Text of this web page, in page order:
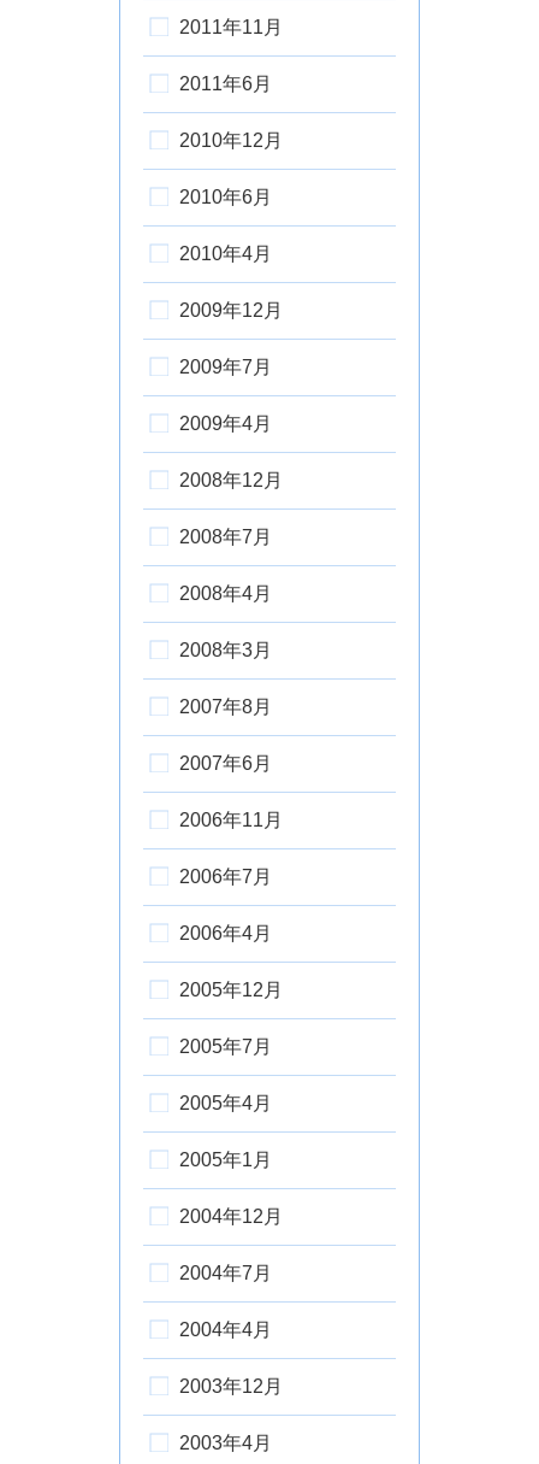
2011年11月
2011年6月
2010年12月
2010年6月
2010年4月
2009年12月
2009年7月
2009年4月
2008年12月
2008年7月
2008年4月
2008年3月
2007年8月
2007年6月
2006年11月
2006年7月
2006年4月
2005年12月
2005年7月
2005年4月
2005年1月
2004年12月
2004年7月
2004年4月
2003年12月
2003年4月